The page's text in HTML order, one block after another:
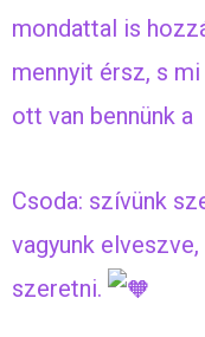
mondattal is
mennyit érsz, s
ott van bennünk a
Csoda: szívünk
vagyunk
szeretni.